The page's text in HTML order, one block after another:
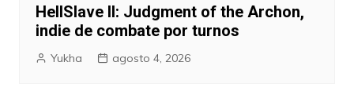
HellSlave II: Judgment of the Archon,
indie de combate por turnos
Yukha agosto 4, 2026